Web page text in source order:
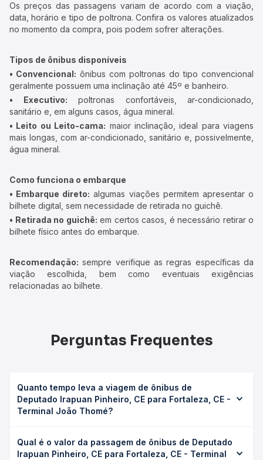
Os preços das passagens variam de acordo com a viação,
data, horário e tipo de poltrona. Confira os valores atualizados
no momento da compra, pois podem sofrer alterações.
Tipos de ônibus disponíveis
• Convencional: ônibus com poltronas do tipo convencional
geralmente possuem uma inclinação até 45º e banheiro.
• Executivo: poltronas confortáveis, ar-condicionado,
sanitário e, em alguns casos, água mineral.
• Leito ou Leito-cama: maior inclinação, ideal para viagens
mais longas, com ar-condicionado, sanitário e, possivelmente,
água mineral.
Como funciona o embarque
• Embarque direto: algumas viações permitem apresentar o
bilhete digital, sem necessidade de retirada no guichê.
• Retirada no guichê: em certos casos, é necessário retirar o
bilhete físico antes do embarque.
Recomendação: sempre verifique as regras específicas da
viação escolhida, bem como eventuais exigências
relacionadas ao bilhete.
Perguntas Frequentes
Quanto tempo leva a viagem de ônibus de
Deputado Irapuan Pinheiro, CE para Fortaleza, CE -
Terminal João Thomé?
para Fortaleza, CE - Terminal João Thomé leva em média
6h 44min, podendo variar conforme a viação, o tipo de
Qual é o valor da passagem de ônibus de Deputado
Irapuan Pinheiro, CE para Fortaleza, CE - Terminal